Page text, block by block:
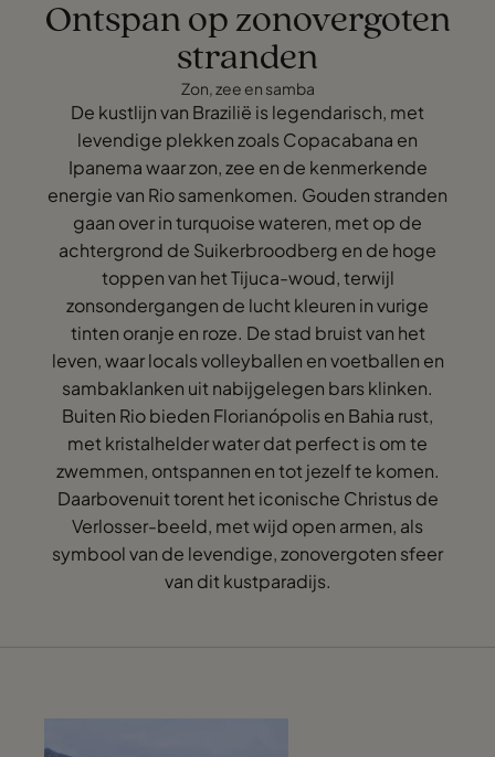
Ontspan op zonovergoten
stranden
Zon, zee en samba
De kustlijn van Brazilië is legendarisch, met
levendige plekken zoals Copacabana en
Ipanema waar zon, zee en de kenmerkende
energie van Rio samenkomen. Gouden stranden
gaan over in turquoise wateren, met op de
achtergrond de Suikerbroodberg en de hoge
toppen van het Tijuca-woud, terwijl
zonsondergangen de lucht kleuren in vurige
tinten oranje en roze. De stad bruist van het
leven, waar locals volleyballen en voetballen en
sambaklanken uit nabijgelegen bars klinken.
Buiten Rio bieden Florianópolis en Bahia rust,
met kristalhelder water dat perfect is om te
zwemmen, ontspannen en tot jezelf te komen.
Daarbovenuit torent het iconische Christus de
Verlosser-beeld, met wijd open armen, als
symbool van de levendige, zonovergoten sfeer
van dit kustparadijs.